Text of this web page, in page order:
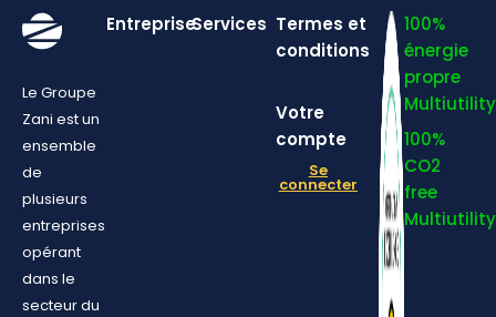
Le Groupe
Zani est un
ensemble
de
plusieurs
entreprises
opérant
dans le
secteur du
EntrepriseServices Termes et
conditions
Votre
compte
Se
connecter
100%
énergie
propre
Multiutility
100%
CO2
free
Multiutility